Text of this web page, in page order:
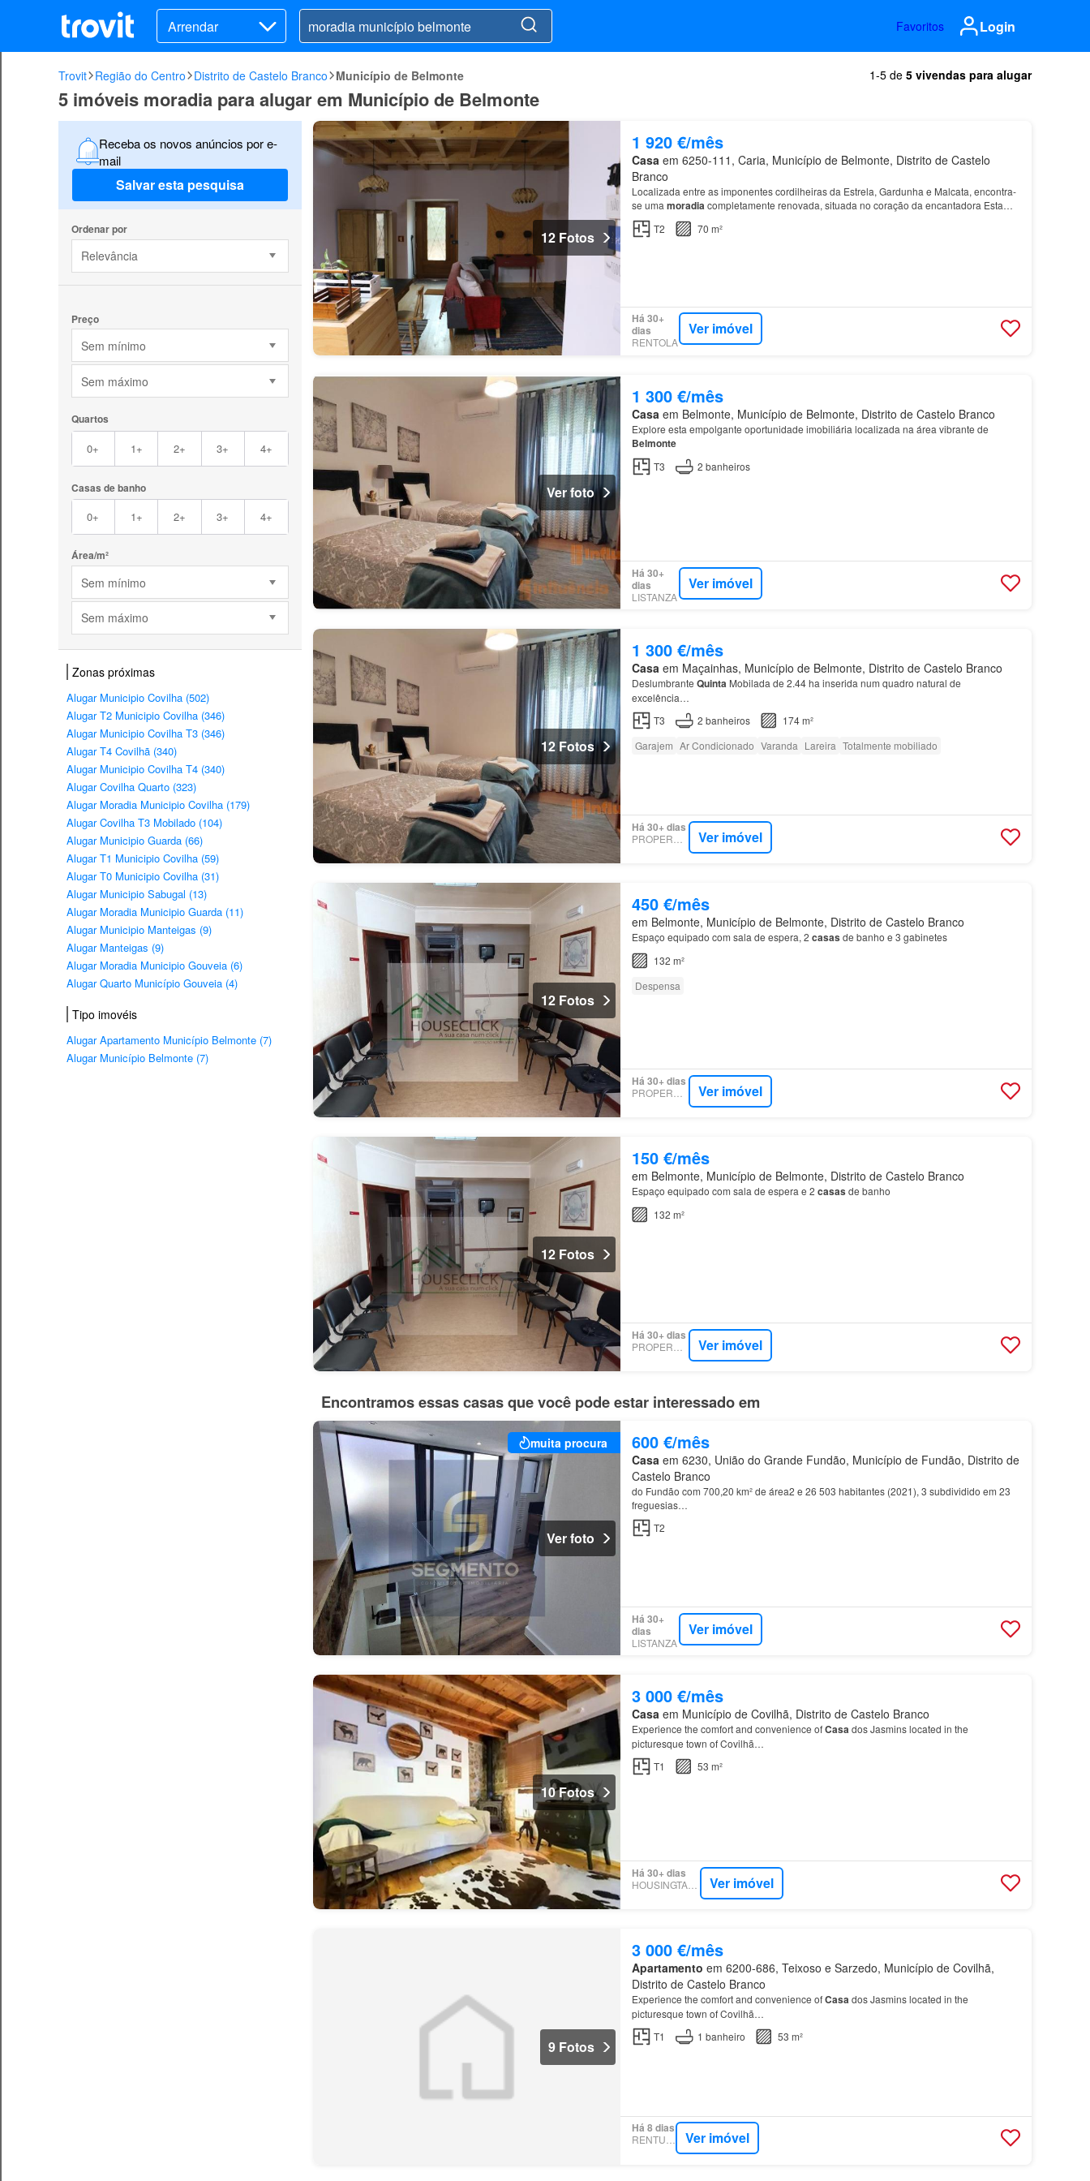
Arrendar Favoritos Login
Trovit Região do Centro Distrito de Castelo Branco Município de Belmonte 1-5 de 5 vivendas para alugar
5 imóveis moradia para alugar em Município de Belmonte
Receba os novos anúncios por e-
mail
Salvar esta pesquisa
Ordenar por
Relevância
Preço
Sem mínimo
Sem máximo
Quartos
0+ 1+ 2+ 3+ 4+
Casas de banho
0+ 1+ 2+ 3+ 4+
Área/m²
Sem mínimo
Sem máximo
Zonas próximas
Alugar Municipio Covilha (502)
Alugar T2 Municipio Covilha (346)
Alugar Municipio Covilha T3 (346)
Alugar T4 Covilhã (340)
Alugar Municipio Covilha T4 (340)
Alugar Covilha Quarto (323)
Alugar Moradia Municipio Covilha (179)
Alugar Covilha T3 Mobilado (104)
Alugar Municipio Guarda (66)
Alugar T1 Municipio Covilha (59)
Alugar T0 Municipio Covilha (31)
Alugar Municipio Sabugal (13)
Alugar Moradia Municipio Guarda (11)
Alugar Municipio Manteigas (9)
Alugar Manteigas (9)
Alugar Moradia Municipio Gouveia (6)
Alugar Quarto Município Gouveia (4)
Tipo imovéis
Alugar Apartamento Município Belmonte (7)
Alugar Município Belmonte (7)
12 Fotos
1 920 €/mês
Casaem 6250-111, Caria, Município de Belmonte, Distrito de Castelo
Branco
Localizada entre as imponentes cordilheiras da Estrela, Gardunha e Malcata, encontra-
se uma moradiacompletamente renovada, situada no coração da encantadora Esta
ligação ao passado confere à
T2 70 m²
Há 30+
dias
RENTOLA
Ver imóvel
Ver foto
1 300 €/mês
Casa em Belmonte, Município de Belmonte, Distrito de Castelo Branco
Explore esta empolgante oportunidade imobiliária localizada na área vibrante de
Belmonte
T3 2 banheiros
Há 30+
dias
LISTANZA
Ver imóvel
12 Fotos
1 300 €/mês
Casaem Maçainhas, Município de Belmonte, Distrito de Castelo Branco
Deslumbrante QuintaMobilada de 2.44 ha inserida num quadro natural de
excelência…
T3
2 banheiros
174 m²
Garajem Ar Condicionado Varanda Lareira Totalmente mobiliado
Há 30+ dias
Ver imóvel
12 Fotos
450 €/mês
em Belmonte, Município de Belmonte, Distrito de Castelo Branco
Espaço equipado com sala de espera, 2 casas de banho e 3 gabinetes
132 m²
Despensa
Há 30+ dias
Ver imóvel
12 Fotos
150 €/mês
em Belmonte, Município de Belmonte, Distrito de Castelo Branco
Espaço equipado com sala de espera e 2 casas de banho
132 m²
Há 30+ dias
Ver imóvel
Encontramos essas casas que você pode estar interessado em
muita procura
Ver foto
600 €/mês
Casaem 6230, União do Grande Fundão, Município de Fundão, Distrito de
Castelo Branco
do Fundão com 700,20 km² de área2 e 26 503 habitantes (2021), 3 subdividido em 23
freguesias…
T2
Há 30+
dias
LISTANZA
Ver imóvel
10 Fotos
3 000 €/mês
Casaem Município de Covilhã, Distrito de Castelo Branco
Experience the comfort and convenience ofCasados Jasmins located in the
picturesque town of Covilhã…
T1
53 m²
Há 30+ dias
HOUSINGTARGET Ver imóvel
9 Fotos
3 000 €/mês
Apartamento em 6200-686, Teixoso e Sarzedo, Município de Covilhã,
Distrito de Castelo Branco
Experience the comfort and convenience ofCasados Jasmins located in the
picturesque town of Covilhã…
T1
1 banheiro 53 m²
Há 8 dias
RENTUMO Ver imóvel